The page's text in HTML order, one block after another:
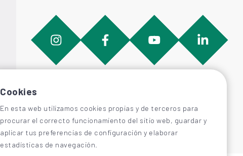
Cookies
En esta web utilizamos cookies propias y de terceros para
procurar el correcto funcionamiento del sitio web, guardar y
aplicar tus preferencias de configuración y elaborar
estadísticas de navegación.